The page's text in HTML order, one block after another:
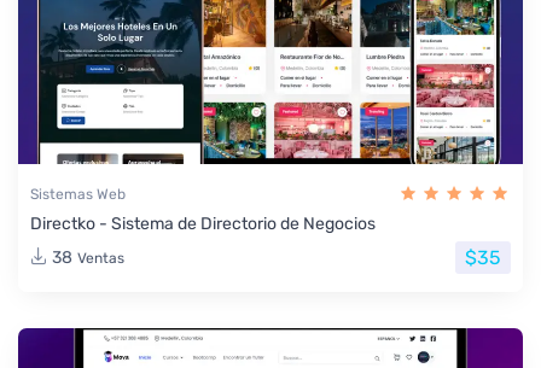
Sistemas Web
Directko - Sistema de Directorio de Negocios
38 Ventas $35